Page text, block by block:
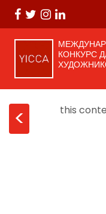
КОНКУРС
< this